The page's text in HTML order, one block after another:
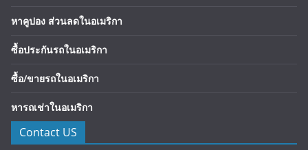
หาคูปอง ส่วนลดในอเมริกา
ซื้อประกันรถในอเมริกา
ซื้อ/ขายรถในอเมริกา
หารถเช่าในอเมริกา
Contact US